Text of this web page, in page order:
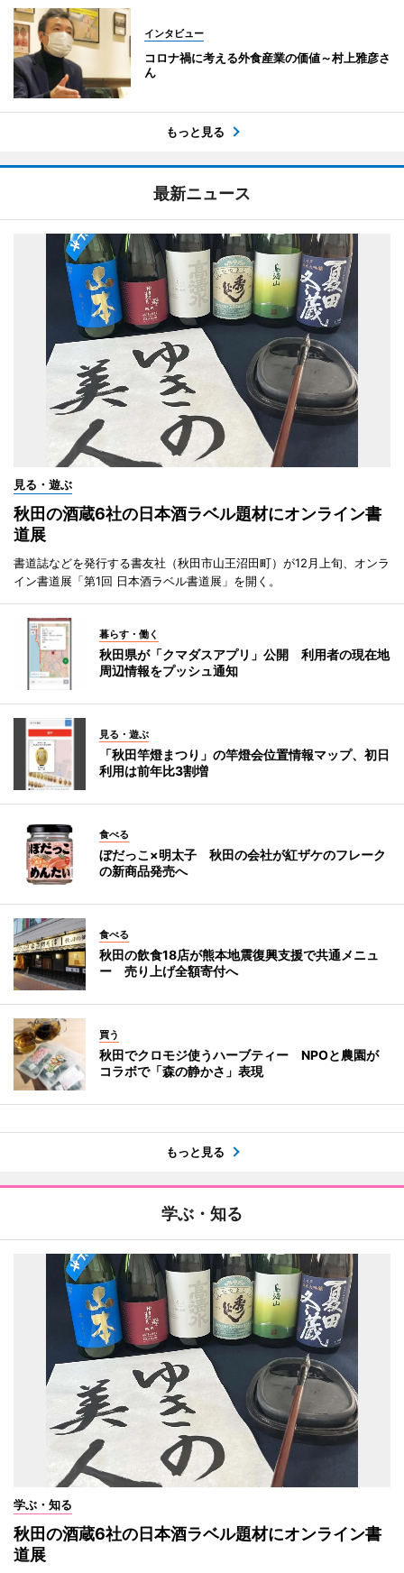
インタビュー
コロナ禍に考える外食産業の価値～村上雅彦さ
ん
もっと見る
最新ニュース
見る・遊ぶ
秋田の酒蔵6社の日本酒ラベル題材にオンライン書
道展
書道誌などを発行する書友社（秋田市山王沼田町）が12月上旬、オンラ
イン書道展「第1回 日本酒ラベル書道展」を開く。
暮らす・働く
秋田県が「クマダスアプリ」公開 利用者の現在地
周辺情報をプッシュ通知
見る・遊ぶ
「秋田竿燈まつり」の竿燈会位置情報マップ、初日
利用は前年比3割増
食べる
ぼだっこ×明太子 秋田の会社が紅ザケのフレーク
の新商品発売へ
食べる
秋田の飲食18店が熊本地震復興支援で共通メニュ
ー 売り上げ全額寄付へ
買う
秋田でクロモジ使うハーブティー NPOと農園が
コラボで「森の静かさ」表現
もっと見る
学ぶ・知る
学ぶ・知る
秋田の酒蔵6社の日本酒ラベル題材にオンライン書
道展